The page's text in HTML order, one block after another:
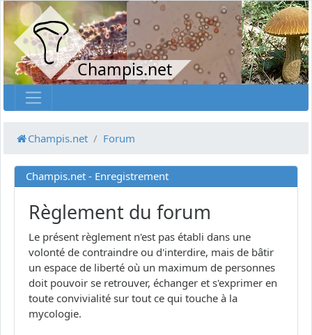
Champis.net
Champis.net Forum
Champis.net - Enregistrement
Règlement du forum
Le présent règlement n'est pas établi dans une
volonté de contraindre ou d'interdire, mais de bâtir
un espace de liberté où un maximum de personnes
doit pouvoir se retrouver, échanger et s'exprimer en
toute convivialité sur tout ce qui touche à la
mycologie.